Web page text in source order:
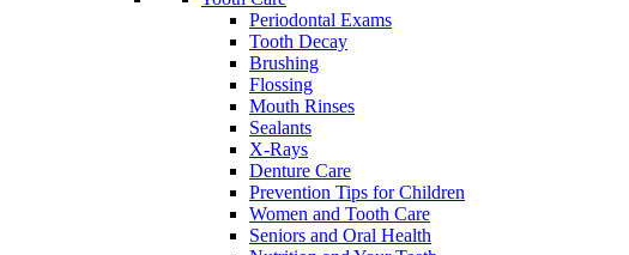
Periodontal Exams
Tooth Decay
Brushing
Flossing
Mouth Rinses
Sealants
X-Rays
Denture Care
Prevention Tips for Children
Women and Tooth Care
Seniors and Oral Health